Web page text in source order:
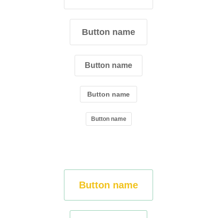
Button name
Button name
Button name
Button name
Button name